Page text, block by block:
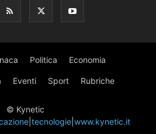
Politica Economia
Eventi Sport Rubriche
© Kynetic
tecnologie www.kynetic.it